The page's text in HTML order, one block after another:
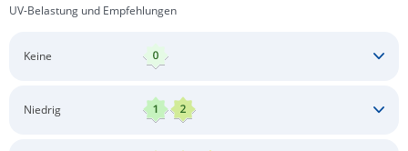
UV-Belastung und Empfehlungen
Keine
Niedrig